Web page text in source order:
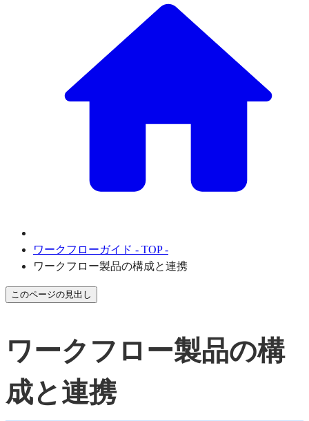
ワークフローガイド - TOP -
ワークフロー製品の構成と連携
このページの見出し
ワークフロー製品の構
成と連携